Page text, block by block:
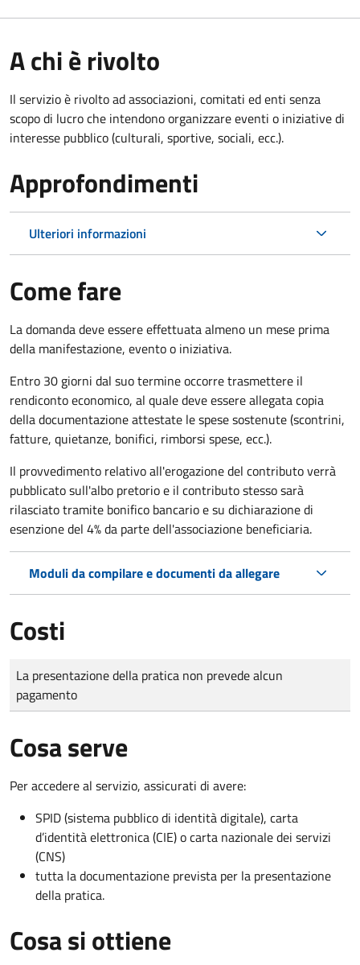
A chi è rivolto
Il servizio è rivolto ad associazioni, comitati ed enti senza
scopo di lucro che intendono organizzare eventi o iniziative di
interesse pubblico (culturali, sportive, sociali, ecc.).
Approfondimenti
Ulteriori informazioni
Come fare
La domanda deve essere effettuata almeno un mese prima
della manifestazione, evento o iniziativa.
Entro 30 giorni dal suo termine occorre trasmettere il
rendiconto economico, al quale deve essere allegata copia
della documentazione attestate le spese sostenute (scontrini,
fatture, quietanze, bonifici, rimborsi spese, ecc.).
Il provvedimento relativo all'erogazione del contributo verrà
pubblicatosull'albo pretorio e il contributo stesso sarà
rilasciato tramite bonifico bancario e su dichiarazione di
esenzione del 4% da parte dell'associazione beneficiaria.
Moduli da compilare e documenti da allegare
Costi
Tipo di pagamento
Importo
La presentazione della pratica non prevede alcun
pagamento
Cosa serve
Per accedere al servizio, assicurati di avere:
SPID (sistema pubblico di identità digitale), carta
d’identità elettronica (CIE) o carta nazionale dei servizi
(CNS)
tutta la documentazione prevista per la presentazione
della pratica.
Cosa si ottiene